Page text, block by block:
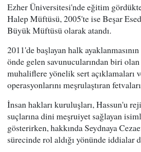
Ezher Üniversitesi'nde eğitim
Halep Müftüsü, 2005'te ise Beşar
Büyük Müftüsü olarak atandı.
2011'de başlayan halk
önde gelen savunucularından biri
muhaliflere yönelik sert açıklamaları
operasyonlarını meşrulaştıran
İnsan hakları kuruluşları, Hassun'u
suçlarına dini meşruiyet sağlayan
gösterirken, hakkında Seydnaya
sürecinde rol aldığı yönünde iddialar